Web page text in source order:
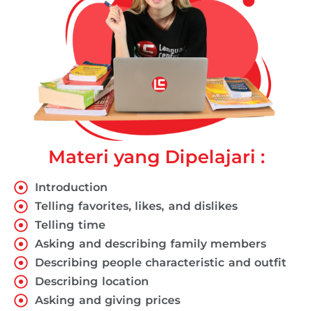
Materi yang Dipelajari :
Introduction
Telling favorites, likes, and dislikes
Telling time
Asking and describing family members
Describing people characteristic and outfit
Describing location
Asking and giving prices